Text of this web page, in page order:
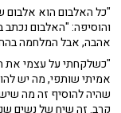
"כל האלבום הוא
והוסיפה: "האלבום
אהבה, אבל המלחמה
"כשלקחתי על עצמי את
אמיתי שותפי, מה יש
שהיה להוסיף זה מה
קרב. זה שיח של נשים